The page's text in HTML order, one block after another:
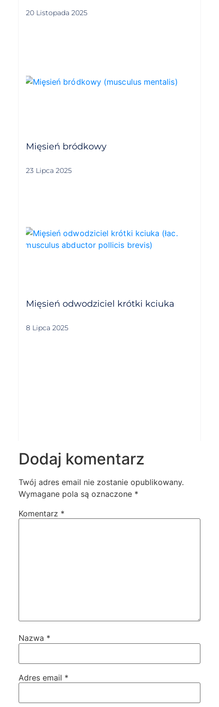
20 Listopada 2025
Mięsień bródkowy
23 Lipca 2025
Mięsień odwodziciel krótki kciuka
8 Lipca 2025
Dodaj komentarz
Twój adres email nie zostanie opublikowany.
Wymagane pola są oznaczone *
Komentarz *
Nazwa *
Adres email *